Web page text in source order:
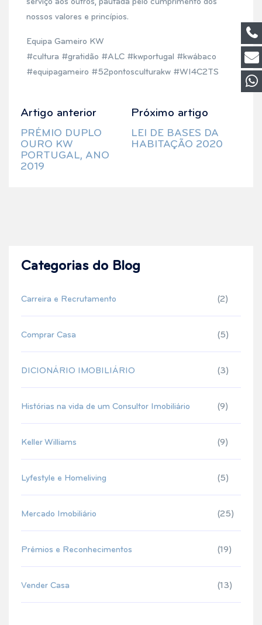
serviço aos outros, pautada pelo cumprimento dos
nossos valores e princípios.
Equipa Gameiro KW
#cultura #gratidão #ALC #kwportugal #kwábaco
#equipagameiro #52pontosculturakw #WI4C2TS
Artigo anterior
PRÉMIO DUPLO
OURO KW
PORTUGAL, ANO
2019
Próximo artigo
LEI DE BASES DA
HABITAÇÃO 2020
Categorias do Blog
Carreira e Recrutamento (2)
Comprar Casa (5)
DICIONÁRIO IMOBILIÁRIO (3)
Histórias na vida de um Consultor Imobiliário (9)
Keller Williams (9)
Lyfestyle e Homeliving (5)
Mercado Imobiliário (25)
Prémios e Reconhecimentos (19)
Vender Casa (13)